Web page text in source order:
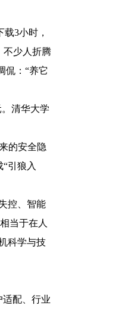
3小时，
不少人折腾
侃：“养它
清华大学
的安全隐
引狼入
控、智能
当于在人
科学与技
适配、行业